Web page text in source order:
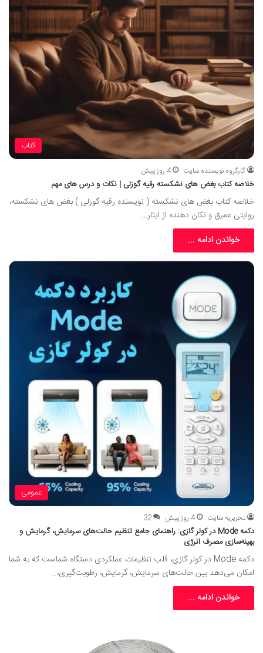
کتاب
گارگروه نویسنده سایت 4 روز پیش
خلاصه کتاب بغض های نشکسته رقیه گوزلی | نکات و درس های مهم
خلاصه کتاب بغض های نشکسته ( نویسنده رقیه گوزلی ) بغض های نشکسته،
روایتی عمیق و تکان دهنده از ایثار…
خواندن ادامه ...
عمومی
تحریریه سایت 4 روز پیش 32
دکمه Mode در کولر گازی: راهنمای جامع تنظیم حالت‌های سرمایش، گرمایش و
بهینه‌سازی مصرف انرژی
دکمه Mode در کولر گازی، قلب تنظیمات عملکردی دستگاه شماست که به شما
امکان می‌دهد بین حالت‌های سرمایش، گرمایش، رطوبت‌گیری،…
خواندن ادامه ...